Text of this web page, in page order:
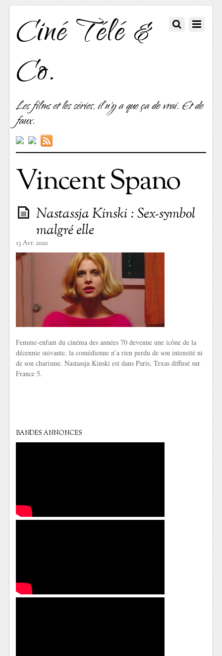
Ciné Télé &
Co.
Les films et les séries, il n'y a que ça de vrai. Et de
faux.
Vincent Spano
Nastassja Kinski : Sex-symbol
malgré elle
13 Avr. 2020
Femme-enfant du cinéma des années 70 devenue une icône de la
décennie suivante, la comédienne n’a rien perdu de son intensité ni
de son charisme. Nastassja Kinski est dans Paris, Texas diffusé sur
France 5.
BANDES ANNONCES